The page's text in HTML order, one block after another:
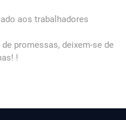
aos trabalhadores
promessas, deixem-se de
!